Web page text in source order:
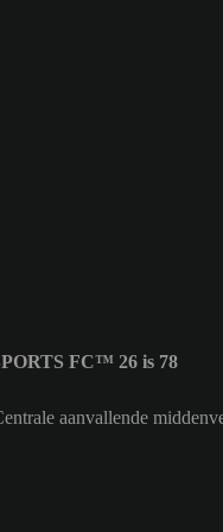
FC™ 26 is 78
aanvallende